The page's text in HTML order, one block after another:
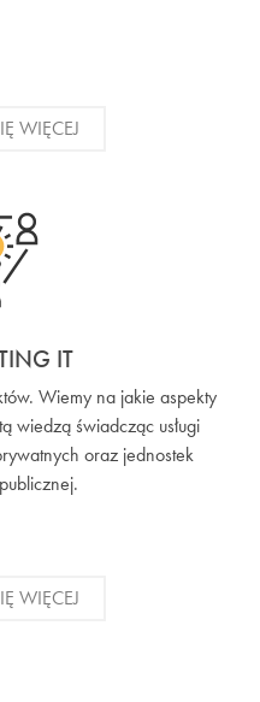
WIĘCEJ
IT
Wiemy na jakie aspekty
wiedzą świadcząc usługi
oraz jednostek
WIĘCEJ